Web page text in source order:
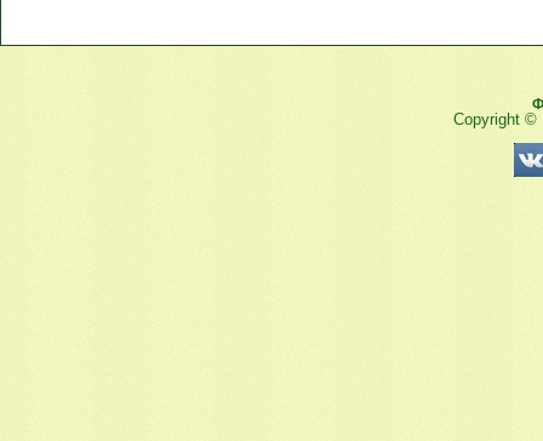
Copyright ©